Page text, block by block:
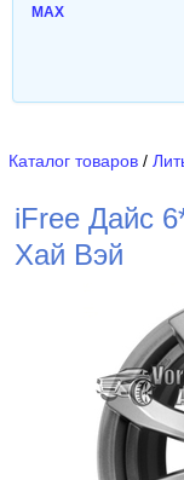
MAX
Каталог товаров /
iFree Дайс
Хай Вэй